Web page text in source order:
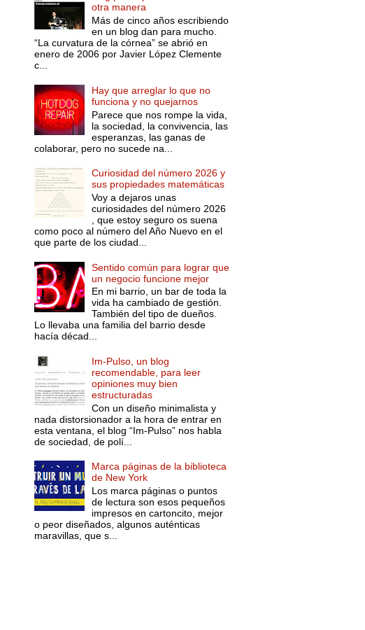
otra manera
Más de cinco años escribiendo
en un blog dan para mucho.
“La curvatura de la córnea” se abrió en
enero de 2006 por Javier López Clemente
c...
Hay que arreglar lo que no
funciona y no quejarnos
Parece que nos rompe la vida,
la sociedad, la convivencia, las
esperanzas, las ganas de
colaborar, pero no sucede na...
Curiosidad del número 2026 y
sus propiedades matemáticas
Voy a dejaros unas
curiosidades del número 2026
, que estoy seguro os suena
como poco al número del Año Nuevo en el
que parte de los ciudad...
Sentido común para lograr que
un negocio funcione mejor
En mi barrio, un bar de toda la
vida ha cambiado de gestión.
También del tipo de dueños.
Lo llevaba una familia del barrio desde
hacía décad...
Im-Pulso, un blog
recomendable, para leer
opiniones muy bien
estructuradas
Con un diseño minimalista y
nada distorsionador a la hora de entrar en
esta ventana, el blog “Im-Pulso” nos habla
de sociedad, de polí...
Marca páginas de la biblioteca
de New York
Los marca páginas o puntos
de lectura son esos pequeños
impresos en cartoncito, mejor
o peor diseñados, algunos auténticas
maravillas, que s...